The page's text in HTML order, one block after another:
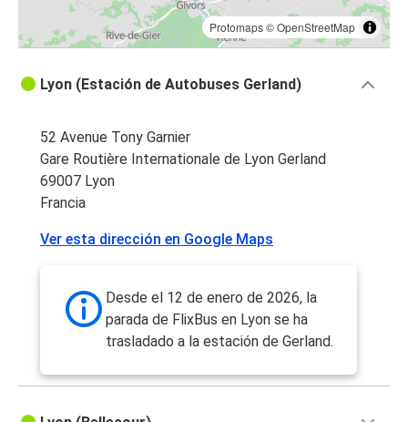
Protomaps©OpenStreetMap
Lyon (Estación de Autobuses Gerland)
52 Avenue Tony Garnier
Gare Routière Internationale de Lyon Gerland
69007 Lyon
Francia
Ver esta dirección en Google Maps
Desde el 12 de enero de 2026, la
parada de FlixBus en Lyon se ha
trasladado a la estación de Gerland.